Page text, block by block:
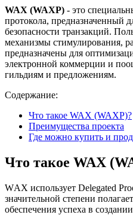
WAX (WAXP) - это
протокола, предназначенный
безопасности транзакций.
механизмы стимулирования,
предназначены для
электронной коммерции и
гильдиям и предложениям.
Содержание:
Что такое WAX (WAXP)?
Преимущества проекта
Где можно купить и
Что такое WAX
WАX использует Delegated
значительной степени
обеспечения успеха в